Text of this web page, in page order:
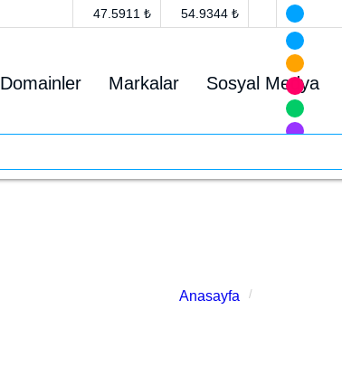
47.5911 ₺ 54.9344 ₺
Domainler Markalar Sosyal Medya
Anasayfa